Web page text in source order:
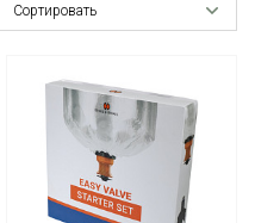
Сортировать